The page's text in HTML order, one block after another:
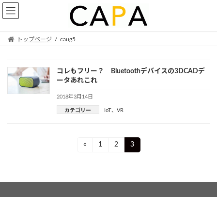
Skip
the
Skip
the
トップページ caug5
コレもフリー？ Bluetoothデバイスの3DCADデ
ータあれこれ
2018年3月14日
カテゴリー IoT、 VR
« Page
1 Page
2 Page
3